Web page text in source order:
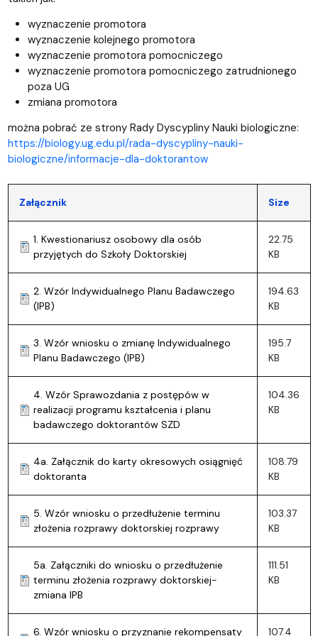
wyznaczenie promotora
wyznaczenie kolejnego promotora
wyznaczenie promotora pomocniczego
wyznaczenie promotora pomocniczego zatrudnionego
poza UG
zmiana promotora
można pobrać ze strony Rady Dyscypliny Nauki biologiczne:
https://biology.ug.edu.pl/rada-dyscypliny-nauki-
biologiczne/informacje-dla-doktorantow
Załącznik Size
1. Kwestionariusz osobowy dla osób
przyjętych do Szkoły Doktorskiej
22.75
KB
2. Wzór Indywidualnego Planu Badawczego
(IPB)
194.63
KB
3. Wzór wniosku o zmianę Indywidualnego
Planu Badawczego (IPB)
195.7
KB
4. Wzór Sprawozdania z postępów w
realizacji programu kształcenia i planu
badawczego doktorantów SZD
104.36
KB
4a. Załącznik do karty okresowych osiągnięć
doktoranta
108.79
KB
5. Wzór wniosku o przedłużenie terminu
złożenia rozprawy doktorskiej rozprawy
103.37
KB
5a. Załączniki do wniosku o przedłużenie
terminu złożenia rozprawy doktorskiej-
zmiana IPB
111.51
KB
6. Wzór wniosku o przyznanie rekompensaty 107.4